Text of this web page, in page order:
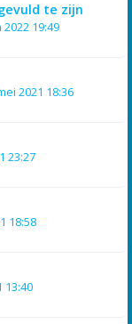
te zijn
2022 19:49
2021 18:36
23:27
18:58
13:40